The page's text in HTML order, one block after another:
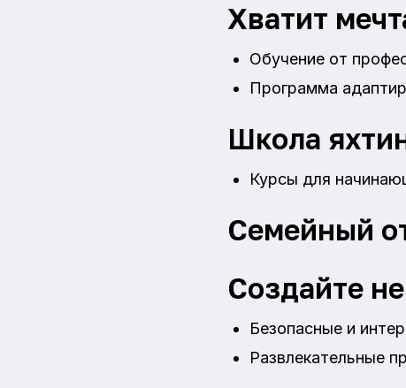
Хватит
Обучение от
Программа
Школа
Курсы для
Семейный
Создайте
Безопасные и
Развлекательные